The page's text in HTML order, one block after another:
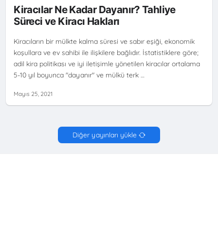
Kiracılar Ne Kadar Dayanır? Tahliye
Süreci ve Kiracı Hakları
Kiracıların bir mülkte kalma süresi ve sabır eşiği, ekonomik
koşullara ve ev sahibi ile ilişkilere bağlıdır. İstatistiklere göre;
adil kira politikası ve iyi iletişimle yönetilen kiracılar ortalama
5-10 yıl boyunca "dayanır" ve mülkü terk …
Mayıs 25, 2021
Diğer yayınları yükle